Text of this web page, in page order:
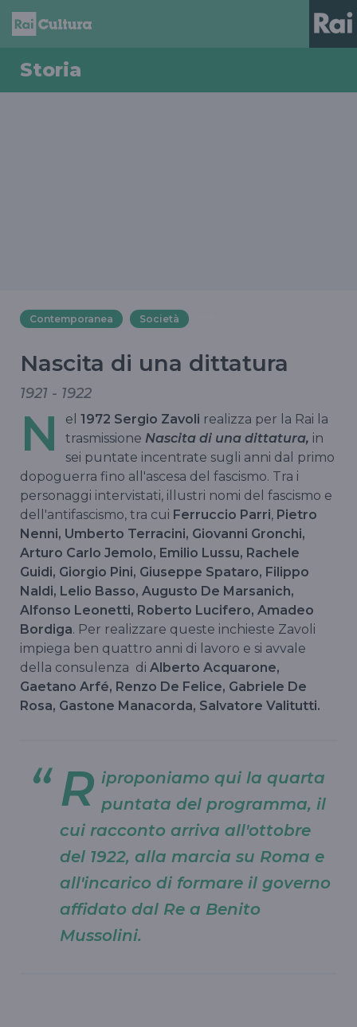
Storia
Contemporanea Società
Nascita di una dittatura
1921 - 1922
N el 1972 Sergio Zavoli realizza per la Rai la
trasmissione Nascita di una dittatura, in
sei puntate incentrate sugli anni dal primo
dopoguerra fino all'ascesa del fascismo. Tra i
personaggi intervistati, illustri nomi del fascismo e
dell'antifascismo, tra cui Ferruccio Parri, Pietro
Nenni, Umberto Terracini, Giovanni Gronchi,
Arturo Carlo Jemolo, Emilio Lussu, Rachele
Guidi, Giorgio Pini, Giuseppe Spataro, Filippo
Naldi, Lelio Basso, Augusto De Marsanich,
Alfonso Leonetti, Roberto Lucifero, Amadeo
Bordiga. Per realizzare queste inchieste Zavoli
impiega ben quattro anni di lavoro e si avvale
della consulenza di Alberto Acquarone,
Gaetano Arfé, Renzo De Felice, Gabriele De
Rosa, Gastone Manacorda, Salvatore Valitutti.
R iproponiamo qui la quarta
puntata del programma, il
cui racconto arriva all'ottobre
del 1922, alla marcia su Roma e
all'incarico di formare il governo
affidato dal Re a Benito
Mussolini.